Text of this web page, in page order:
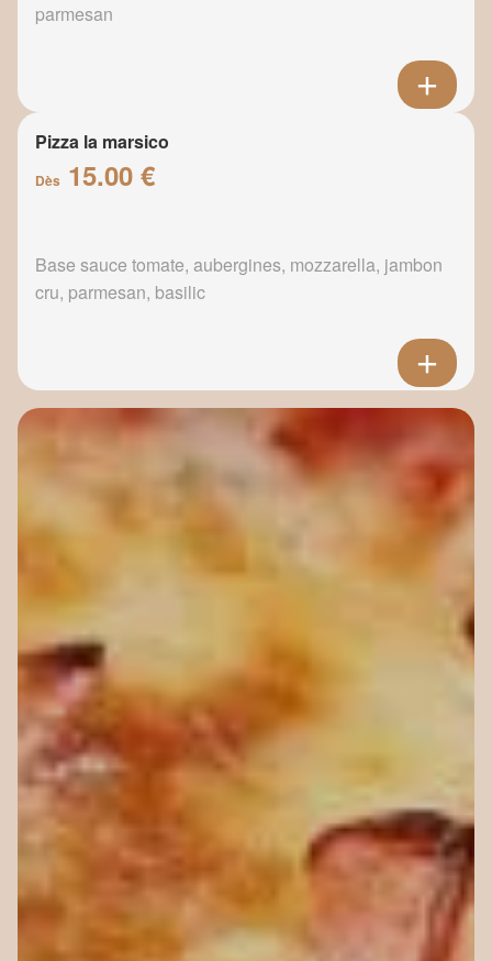
parmesan
Pizza la marsico
Dès 15.00 €
Base sauce tomate, aubergines, mozzarella, jambon
cru, parmesan, basilic